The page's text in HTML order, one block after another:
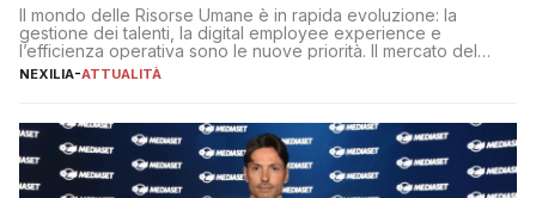
Il mondo delle Risorse Umane è in rapida evoluzione: la
gestione dei talenti, la digital employee experience e
l’efficienza operativa sono le nuove priorità. Il mercato del
lavoro, d’altra parte, è sempre più competitivo con una lotta
NEXILIA-ATTUALITÀ